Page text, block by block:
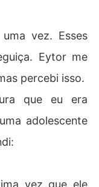
vez. Esses
Eytor me
percebi isso.
que eu era
adolescente
vez que ele